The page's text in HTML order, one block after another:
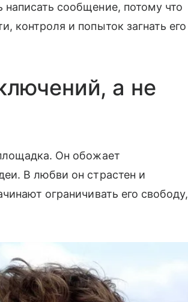
сообщение, потому что
контроля и попыток загнать его
а не
Он обожает
В любви он страстен и
ограничивать его свободу,